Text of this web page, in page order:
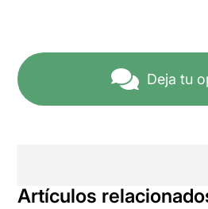
Deja tu
Artículos